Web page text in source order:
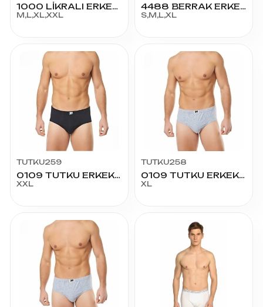
1000 LİKRALI ERKEK BOXER
M,L,XL,XXL
4488 BERRAK ERKEK MODAL BOXER
S,M,L,XL
TUTKU259
0109 TUTKU ERKEK RENKLİ KOM NO:6
XXL
TUTKU258
0109 TUTKU ERKEK RENKLİ KOM NO:5
XL